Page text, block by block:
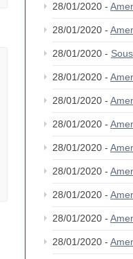
28/01/2020 -
28/01/2020 -
28/01/2020 -
28/01/2020 -
28/01/2020 -
28/01/2020 -
28/01/2020 -
28/01/2020 -
28/01/2020 -
28/01/2020 -
28/01/2020 -